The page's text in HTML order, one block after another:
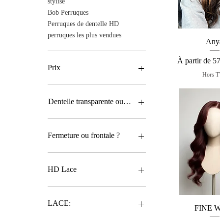
Bob Perruques
Perruques de dentelle HD
perruques les plus vendues
Prix
Dentelle transparente ou HD ?
Transparent
Fermeture ou frontale ?
Frontale
HD Lace
LACE:
Aperçu
À partir de
Prix
Hors
Aperçu
FINE